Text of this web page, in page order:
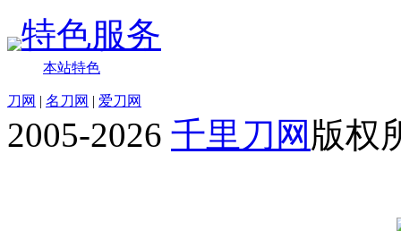
特色服务
本站特色
刀网 | 名刀网 | 爱刀网
2005-2026 千里刀网 版权